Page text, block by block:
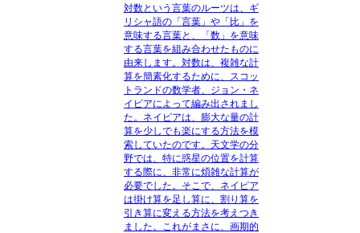
対数という言葉のルーツは、ギ
リシャ語の「言葉」や「比」を
意味する言葉と、「数」を意味
する言葉を組み合わせたものに
由来します。対数は、複雑な計
算を簡素化するために、スコッ
トランドの数学者、ジョン・ネ
イピアによって編み出されまし
た。ネイピアは、膨大な量の計
算を少しでも楽にする方法を模
索していたのです。天文学の分
野では、特に惑星の位置を計算
する際に、非常に煩雑な計算が
必要でした。そこで、ネイピア
は掛け算を足し算に、割り算を
引き算に変える方法を考えつき
ました。これがまさに、画期的